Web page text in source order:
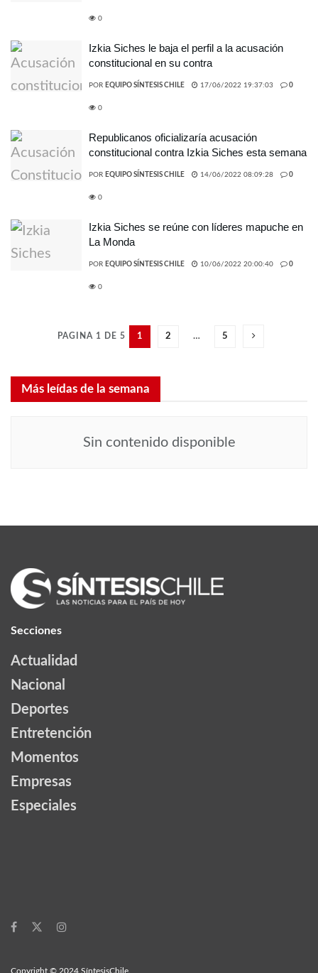
0
Izkia Siches le baja el perfil a la acusación
constitucional en su contra
POR EQUIPO SÍNTESIS CHILE 17/06/2022 19:37:03 0
0
Republicanos oficializaría acusación
constitucional contra Izkia Siches esta semana
POR EQUIPO SÍNTESIS CHILE 14/06/2022 08:09:28 0
0
Izkia Siches se reúne con líderes mapuche en
La Monda
POR EQUIPO SÍNTESIS CHILE 10/06/2022 20:00:40 0
0
PAGINA 1 DE 5 1 2 … 5
Más leídas de la semana
Sin contenido disponible
Secciones
Actualidad
Nacional
Deportes
Entretención
Momentos
Empresas
Especiales
Copyright © 2024 SíntesisChile.